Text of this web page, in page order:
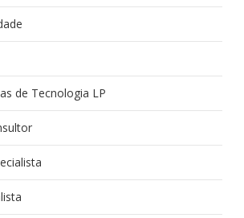
de Tecnologia LP